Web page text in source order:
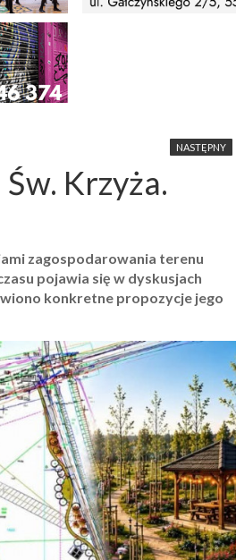
NASTĘPNY
Krzyża.
zagospodarowania terenu
pojawia się w dyskusjach
konkretne propozycje jego